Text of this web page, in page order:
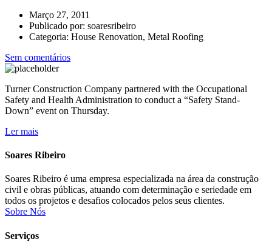
Março 27, 2011
Publicado por: soaresribeiro
Categoria: House Renovation, Metal Roofing
Sem comentários
Turner Construction Company partnered with the Occupational
Safety and Health Administration to conduct a “Safety Stand-
Down” event on Thursday.
Ler mais
Soares Ribeiro
Soares Ribeiro é uma empresa especializada na área da construção
civil e obras públicas, atuando com determinação e seriedade em
todos os projetos e desafios colocados pelos seus clientes.
Sobre Nós
Serviços